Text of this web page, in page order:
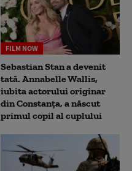
FILM NOW
Sebastian Stan a devenit
tată. Annabelle Wallis,
iubita actorului originar
din Constanța, a născut
primul copil al cuplului